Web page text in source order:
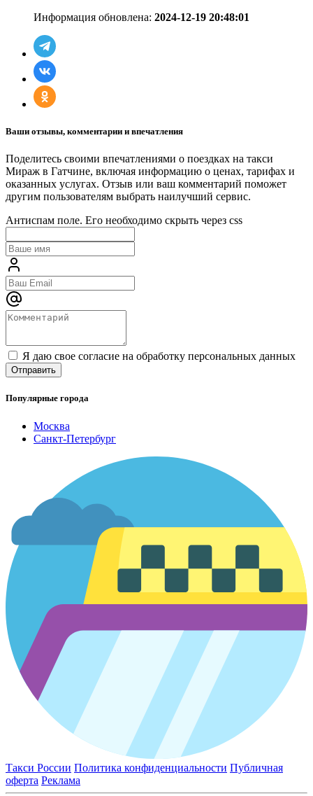
Информация обновлена: 2024-12-19 20:48:01
Ваши отзывы, комментарии и впечатления
Поделитесь своими впечатлениями о поездках на такси
Мираж в Гатчине, включая информацию о ценах, тарифах и
оказанных услугах. Отзыв или ваш комментарий поможет
другим пользователям выбрать наилучший сервис.
Антиспам поле. Его необходимо скрыть через css
Я даю свое согласие на обработку персональных данных
Популярные города
Москва
Санкт-Петербург
Такси России Политика конфиденциальности Публичная
оферта Реклама